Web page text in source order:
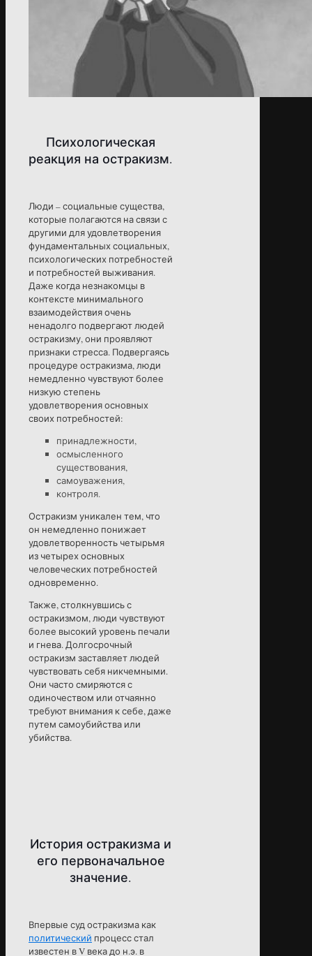
Психологическая
реакция на остракизм.
Люди – социальные существа,
которые полагаются на связи с
другими для удовлетворения
фундаментальных социальных,
психологических потребностей
и потребностей выживания.
Даже когда незнакомцы в
контексте минимального
взаимодействия очень
ненадолго подвергают людей
остракизму, они проявляют
признаки стресса. Подвергаясь
процедуре остракизма, люди
немедленно чувствуют более
низкую степень
удовлетворения основных
своих потребностей:
принадлежности,
осмысленного
существования,
самоуважения,
контроля.
Остракизм уникален тем, что
он немедленно понижает
удовлетворенность четырьмя
из четырех основных
человеческих потребностей
одновременно.
Также, столкнувшись с
остракизмом, люди чувствуют
более высокий уровень печали
и гнева. Долгосрочный
остракизм заставляет людей
чувствовать себя никчемными.
Они часто смиряются с
одиночеством или отчаянно
требуют внимания к себе, даже
путем самоубийства или
убийства.
История остракизма и
его первоначальное
значение.
Впервые суд остракизма как
политический процесс стал
известен в V века до н.э. в